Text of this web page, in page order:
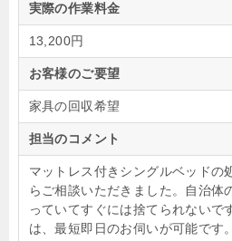
実際の作業料金
13,200円
お客様のご要望
家具の回収希望
担当のコメント
マットレス付きシングルベッドの
らご相談いただきました。自治体
っていてすぐには捨てられないで
は、最短即日のお伺いが可能です